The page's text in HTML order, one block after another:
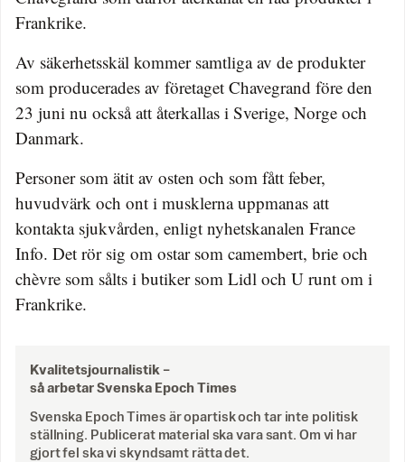
Frankrike.
Av säkerhetsskäl kommer samtliga av de produkter
som producerades av företaget Chavegrand före den
23 juni nu också att återkallas i Sverige, Norge och
Danmark.
Personer som ätit av osten och som fått feber,
huvudvärk och ont i musklerna uppmanas att
kontakta sjukvården, enligt nyhetskanalen France
Info. Det rör sig om ostar som camembert, brie och
chèvre som sålts i butiker som Lidl och U runt om i
Frankrike.
Kvalitetsjournalistik –
så arbetar Svenska Epoch Times
Svenska Epoch Times är opartisk och tar inte politisk
ställning. Publicerat material ska vara sant. Om vi har
gjort fel ska vi skyndsamt rätta det.